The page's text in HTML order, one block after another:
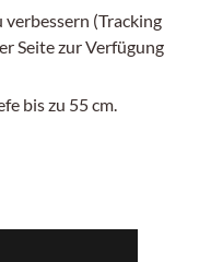
bis zu 55 cm.
(Tracking
Seite zur Verfügung